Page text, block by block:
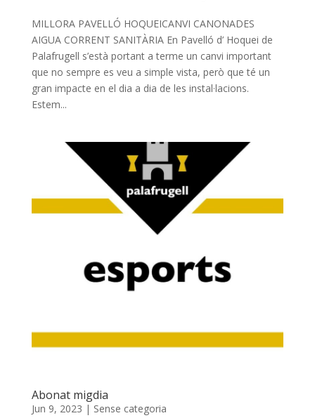
MILLORA PAVELLÓ HOQUEICANVI CANONADES
AIGUA CORRENT SANITÀRIA En Pavelló d’ Hoquei de
Palafrugell s’està portant a terme un canvi important
que no sempre es veu a simple vista, però que té un
gran impacte en el dia a dia de les instal·lacions.
Estem...
Abonat migdia
Jun 9, 2023 | Sense categoria